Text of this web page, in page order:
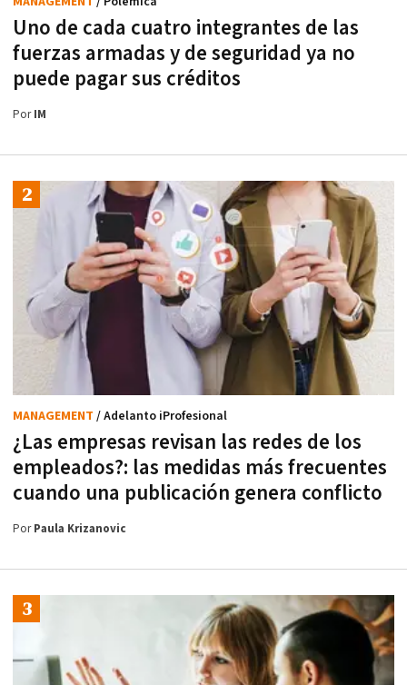
Uno de cada cuatro integrantes de las
fuerzas armadas y de seguridad ya no
puede pagar sus créditos
PorIM
¿Las empresas revisan las redes de los
empleados?: las medidas más frecuentes
cuando una publicación genera conflicto
MANAGEMENT / Adelanto iProfesional
PorPaula Krizanovic